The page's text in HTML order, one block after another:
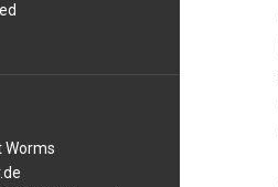
Worms